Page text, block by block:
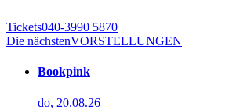
Tickets040-3990 5870
Die nächstenVORSTELLUNGEN
Bookpink
do, 20.08.26